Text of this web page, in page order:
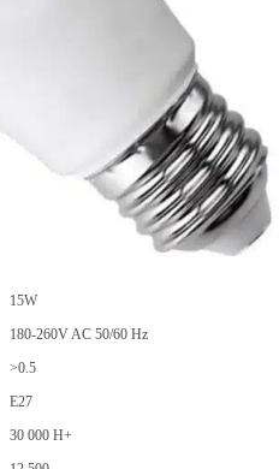
15W
180-260V AC 50/60 Hz
>0.5
E27
30 000 H+